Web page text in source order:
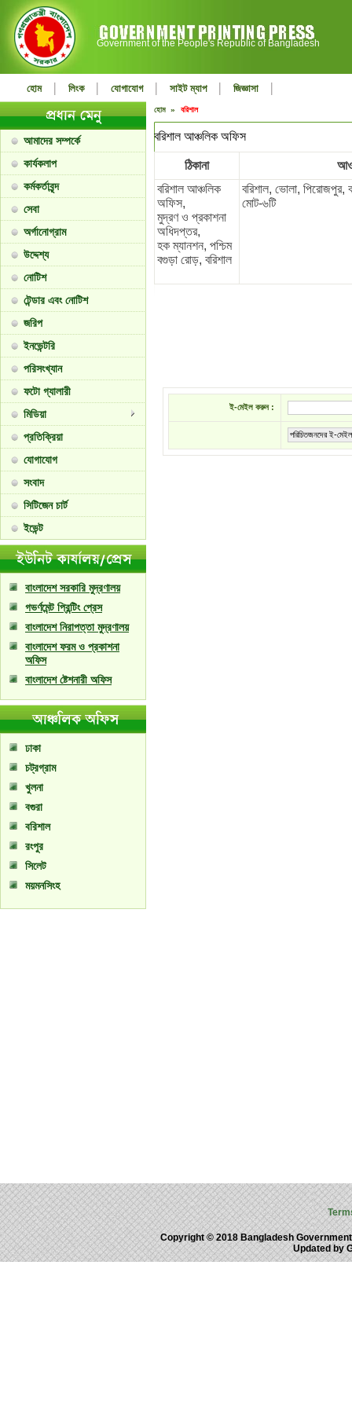
Government of the People's Republic of Bangladesh
হোম | লিংক | যোগাযোগ | সাইট ম্যাপ | জিজ্ঞাসা |
আমাদের সম্পর্কে
কার্যকলাপ
কর্মকর্তাবৃন্দ
সেবা
অর্গানোগ্রাম
উদ্দেশ্য
নোটিশ
টেন্ডার এবং নোটিশ
জরিপ
ইনভেন্টরি
পরিসংখ্যান
ফটো গ্যালারী
মিডিয়া
প্রতিক্রিয়া
যোগাযোগ
সংবাদ
সিটিজেন চার্ট
ইভেন্ট
বাংলাদেশ সরকারি মুদ্রণালয়
গভর্ণমেন্ট প্রিন্টিং প্রেস
বাংলাদেশ নিরাপত্তা মুদ্রণালয়
বাংলাদেশ ফরম ও প্রকাশনা
অফিস
বাংলাদেশ ষ্টেশনারী অফিস
ঢাকা
চট্রগ্রাম
খুলনা
বগুরা
বরিশাল
রংপুর
সিলেট
ময়মনসিংহ
হোম » বরিশাল
বরিশাল আঞ্চলিক অফিস
ঠিকানা
বরিশাল আঞ্চলিক
অফিস,
মুদ্রণ ও প্রকাশনা
অধিদপ্তর,
হক ম্যানশন, পশ্চিম
বগুড়া রোড়, বরিশাল
বরিশাল, ভোলা, পিরোজপুর,
মোট-৬টি
ই-মেইল করুন :
পরিচিতজনদের ই-মেইল
Copyright © 2018 Bangladesh
Updated by